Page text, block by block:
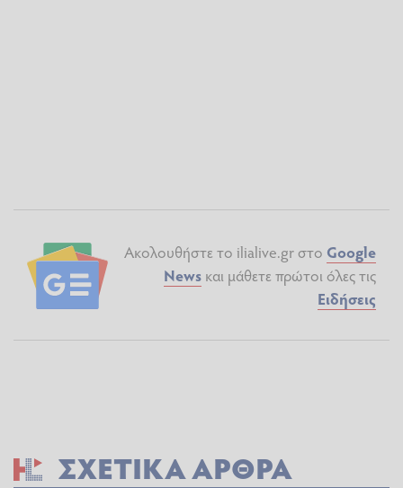
Ακολουθήστε το ilialive.gr στο Google
News και μάθετε πρώτοι όλες τις
Ειδήσεις
ΣΧΕΤΙΚΆ ΆΡΘΡΑ